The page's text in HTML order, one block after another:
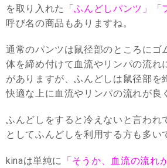
を取り入れた
「ふんどしパンツ」「
呼び名の商品もありますね。
通常のパンツは鼠径部のところにゴ
体を締め付けて血流やリンパの流れ
がありますが、ふんどしは鼠径部を
快適な上に血流やリンパの流れが良
ふんどしをすると冷えないと言われ
としてふんどしを利用する方も多い
kinaは単純に 「そうか、血流の流れ